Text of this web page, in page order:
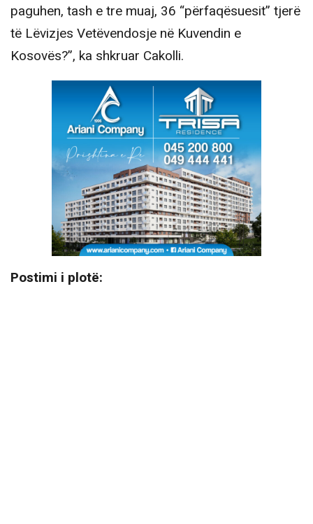
paguhen, tash e tre muaj, 36 “përfaqësuesit” tjerë
të Lëvizjes Vetëvendosje në Kuvendin e
Kosovës?”, ka shkruar Cakolli.
Postimi i plotë: